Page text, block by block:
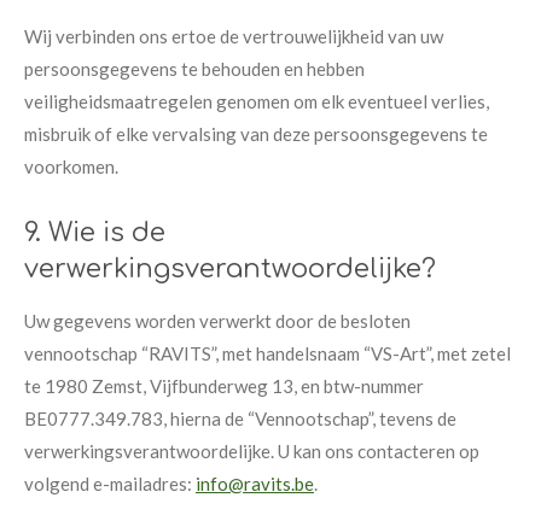
Wij verbinden ons ertoe de vertrouwelijkheid van uw
persoonsgegevens te behouden en hebben
veiligheidsmaatregelen genomen om elk eventueel verlies,
misbruik of elke vervalsing van deze persoonsgegevens te
voorkomen.
9. Wie is de
verwerkingsverantwoordelijke?
Uw gegevens worden verwerkt door de besloten
vennootschap “RAVITS”, met handelsnaam “VS-Art”, met zetel
te 1980 Zemst, Vijfbunderweg 13, en btw-nummer
BE0777.349.783, hierna de “Vennootschap”, tevens de
verwerkingsverantwoordelijke. U kan ons contacteren op
volgend e-mailadres: info@ravits.be.